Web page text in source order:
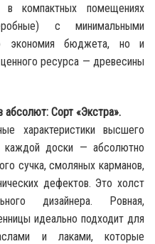
компактных помещениях
с минимальными
экономия бюджета, но и
ресурса — древесины
абсолют: Сорт «Экстра».
характеристики высшего
каждой доски — абсолютно
сучка, смоляных карманов,
дефектов. Это холст
дизайнера. Ровная,
идеально подходит для
и лаками, которые